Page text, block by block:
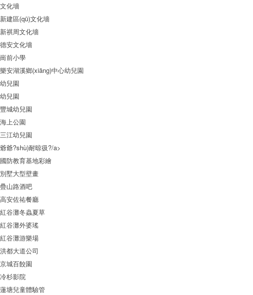
文化墻
新建區(qū)文化墻
新祺周文化墻
德安文化墻
崗前小學
樂安湖溪鄉(xiāng)中心幼兒園
幼兒園
幼兒園
豐城幼兒園
海上公園
三江幼兒園
爺爺?shù)耐晾彶?/a>
國防教育基地彩繪
別墅大型壁畫
疊山路酒吧
高安佐祐餐廳
紅谷灘冬蟲夏草
紅谷灘外婆瑤
紅谷灘游樂場
洪都大道公司
京城百餃園
冷杉影院
蓮塘兒童體驗管